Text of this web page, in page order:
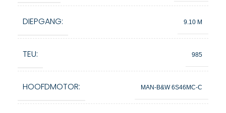
DIEPGANG: 9.10 M
TEU: 985
HOOFDMOTOR: MAN-B&W 6S46MC-C